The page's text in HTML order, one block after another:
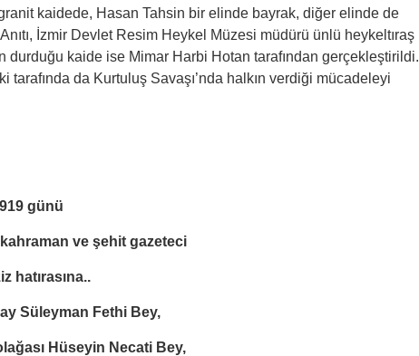
kaidede, Hasan Tahsin bir elinde bayrak, diğer elinde de
İzmir Devlet Resim Heykel Müzesi müdürü ünlü heykeltıraş
durduğu kaide ise Mimar Harbi Hotan tarafından gerçekleştirildi.
tarafında da Kurtuluş Savaşı’nda halkın verdiği mücadeleyi
günü
ve şehit gazeteci
hatırasına..
Süleyman Fethi Bey,
Hüseyin Necati Bey,